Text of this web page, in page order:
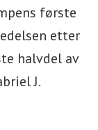
første
etter
halvdel av
J.